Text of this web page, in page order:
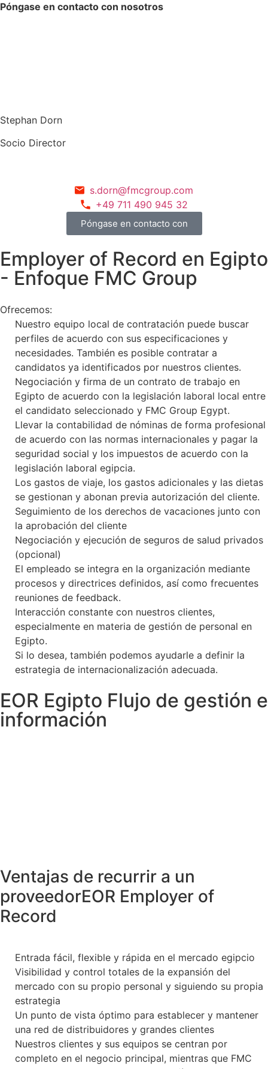
Póngase en contacto con nosotros
Stephan Dorn
Socio Director
s.dorn@fmcgroup.com
+49 711 490 945 32
Póngase en contacto con
Employer of Record en Egipto
- Enfoque FMC Group
Ofrecemos:
Nuestro equipo local de contratación puede buscar
perfiles de acuerdo con sus especificaciones y
necesidades. También es posible contratar a
candidatos ya identificados por nuestros clientes.
Negociación y firma de un contrato de trabajo en
Egipto de acuerdo con la legislación laboral local entre
el candidato seleccionado y FMC Group Egypt.
Llevar la contabilidad de nóminas de forma profesional
de acuerdo con las normas internacionales y pagar la
seguridad social y los impuestos de acuerdo con la
legislación laboral egipcia.
Los gastos de viaje, los gastos adicionales y las dietas
se gestionan y abonan previa autorización del cliente.
Seguimiento de los derechos de vacaciones junto con
la aprobación del cliente
Negociación y ejecución de seguros de salud privados
(opcional)
El empleado se integra en la organización mediante
procesos y directrices definidos, así como frecuentes
reuniones de feedback.
Interacción constante con nuestros clientes,
especialmente en materia de gestión de personal en
Egipto.
Si lo desea, también podemos ayudarle a definir la
estrategia de internacionalización adecuada.
EOR Egipto Flujo de gestión e
información
Ventajas de recurrir a un
proveedorEOR Employer of
Record
Entrada fácil, flexible y rápida en el mercado egipcio
Visibilidad y control totales de la expansión del
mercado con su propio personal y siguiendo su propia
estrategia
Un punto de vista óptimo para establecer y mantener
una red de distribuidores y grandes clientes
Nuestros clientes y sus equipos se centran por
completo en el negocio principal, mientras que FMC